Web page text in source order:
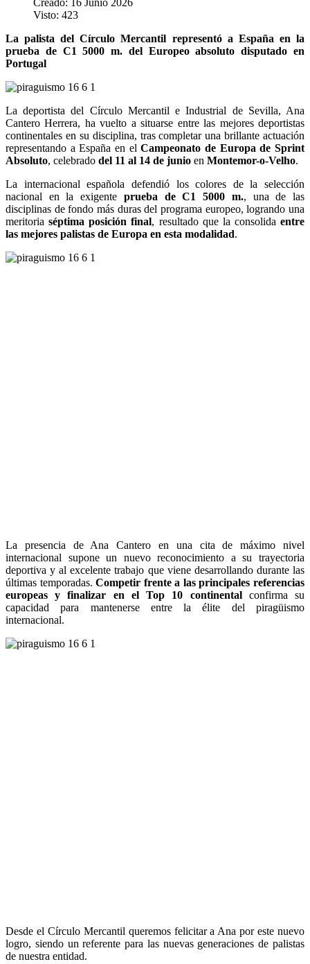
Visto: 423
La palista del Círculo Mercantil representó a España en la
prueba de C1 5000 m. del Europeo absoluto disputado en
Portugal
La deportista del Círculo Mercantil e Industrial de Sevilla, Ana
Cantero Herrera, ha vuelto a situarse entre las mejores deportistas
continentales en su disciplina, tras completar una brillante actuación
representando a España en elCampeonato de Europa de Sprint
Absoluto, celebrado del 11 al 14 de junio en Montemor-o-Velho.
La internacional española defendió los colores de la selección
nacional en la exigente prueba de C1 5000 m., una de las
disciplinas de fondo más duras del programa europeo, logrando una
meritoriaséptima posición final, resultado que la consolida entre
las mejores palistas de Europa en esta modalidad.
La presencia de Ana Cantero en una cita de máximo nivel
internacional supone un nuevo reconocimiento a su trayectoria
deportiva y al excelente trabajo que viene desarrollando durante las
últimas temporadas.Competir frente a las principales referencias
europeas y finalizar en el Top 10 continentalconfirma su
capacidad para mantenerse entre la élite del piragüismo
internacional.
Desde el Círculo Mercantil queremos felicitar a Ana por este nuevo
logro, siendo un referente para las nuevas generaciones de palistas
de nuestra entidad.